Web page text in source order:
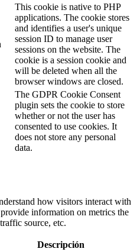
This cookie is native to PHP
applications. The cookie stores
and identifies a user's unique
session ID to manage user
sessions on the website. The
cookie is a session cookie and
will be deleted when all the
browser windows are closed.
The GDPR Cookie Consent
plugin sets the cookie to store
whether or not the user has
consented to use cookies. It
does not store any personal
data.
how visitors interact with
information on metrics the
source, etc.
Descripción